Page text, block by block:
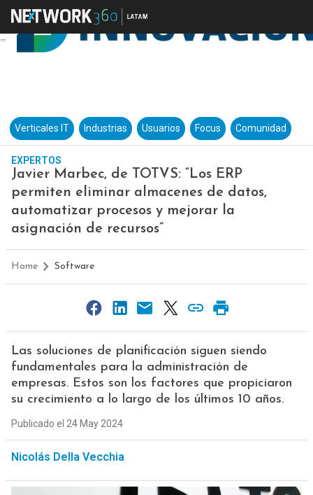
Verticales IT Industrias Usuarios Focus Comunidad
EXPERTOS
Javier Marbec, de TOTVS: “Los ERP
permiten eliminar almacenes de datos,
automatizar procesos y mejorar la
asignación de recursos”
Home Software
Las soluciones de planificación siguen siendo
fundamentales para la administración de
empresas. Estos son los factores que propiciaron
su crecimiento a lo largo de los últimos 10 años.
Publicado el 24 May 2024
Nicolás Della Vecchia